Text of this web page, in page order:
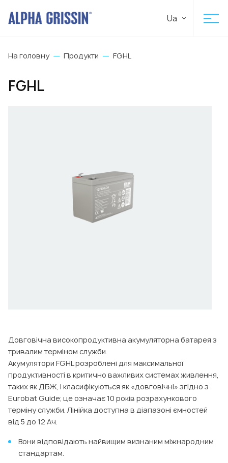
Ua
На головну Продукти FGHL
FGHL
Довговічна високопродуктивна акумуляторна батарея з
тривалим терміном служби.
Акумулятори FGHL розроблені для максимальної
продуктивності в критично важливих системах живлення,
таких як ДБЖ, і класифікуються як «довговічні» згідно з
Eurobat Guide; це означає 10 років розрахункового
терміну служби. Лінійка доступна в діапазоні ємностей
від 5 до 12 Ач.
Вони відповідають найвищим визнаним міжнародним
стандартам.